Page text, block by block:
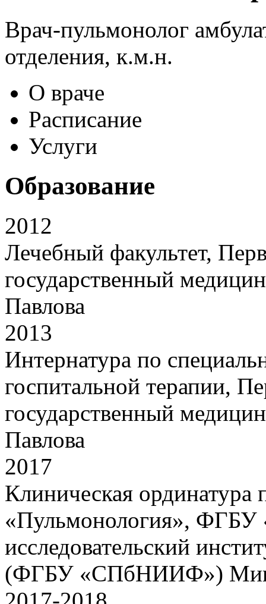
Врач-пульмонолог
отделения, к.м.н.
О враче
Расписание
Услуги
Образование
2012
Лечебный факультет,
государственный
Павлова
2013
Интернатура по
госпитальной терапии,
государственный
Павлова
2017
Клиническая ординатура
«Пульмонология», ФГБУ
исследовательский
(ФГБУ «СПбНИИФ»)